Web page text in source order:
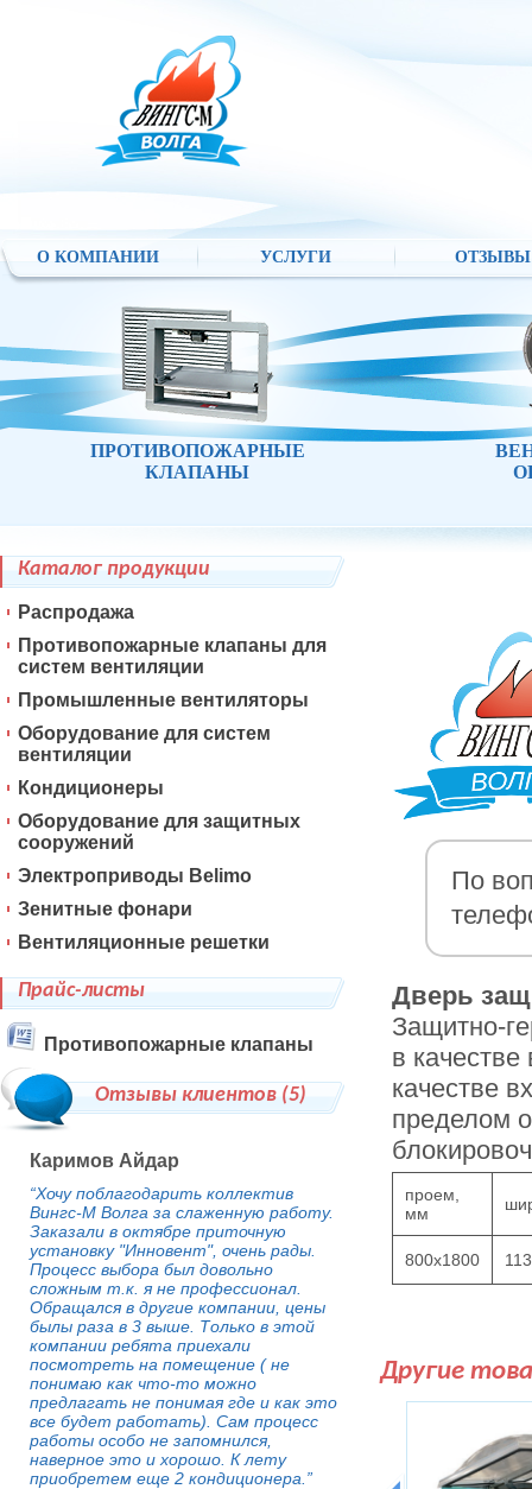
О КОМПАНИИ УСЛУГИ ОТЗЫВЫ
ПРОТИВОПОЖАРНЫЕ
КЛАПАНЫ
По
Дверь
Защитно-
в
качестве
пределом
проем,
мм
800x1800
Другие
Каталог продукции
Распродажа
Противопожарные клапаны для
систем вентиляции
Промышленные вентиляторы
Оборудование для систем
вентиляции
Кондиционеры
Оборудование для защитных
сооружений
Электроприводы Belimo
Зенитные фонари
Вентиляционные решетки
Прайс-листы
Противопожарные клапаны
Отзывы клиентов (5)
Каримов Айдар
“Хочу поблагодарить коллектив
Вингс-М Волга за слаженную работу.
Заказали в октябре приточную
установку "Инновент", очень рады.
Процесс выбора был довольно
сложным т.к. я не профессионал.
Обращался в другие компании, цены
былы раза в 3 выше. Только в этой
компании ребята приехали
посмотреть на помещение ( не
понимаю как что-то можно
предлагать не понимая где и как это
все будет работать). Сам процесс
работы особо не запомнился,
наверное это и хорошо. К лету
приобретем еще 2 кондиционера.”